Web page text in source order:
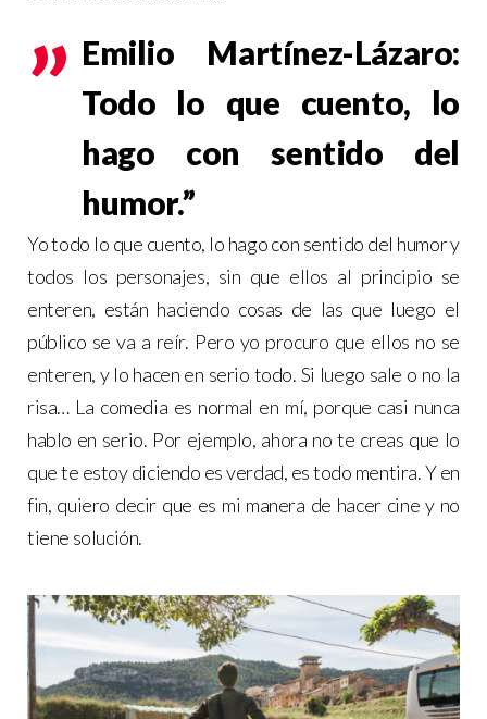
Emilio Martínez-Lázaro:
Todo lo que cuento, lo
hago con sentido del
humor.”
Yo todo lo que cuento, lo hago con sentido del humor y
todos los personajes, sin que ellos al principio se
enteren, están haciendo cosas de las que luego el
público se va a reír. Pero yo procuro que ellos no se
enteren, y lo hacen en serio todo. Si luego sale o no la
risa… La comedia es normal en mí, porque casi nunca
hablo en serio. Por ejemplo, ahora no te creas que lo
que te estoy diciendo es verdad, es todo mentira. Y en
fin, quiero decir que es mi manera de hacer cine y no
tiene solución.